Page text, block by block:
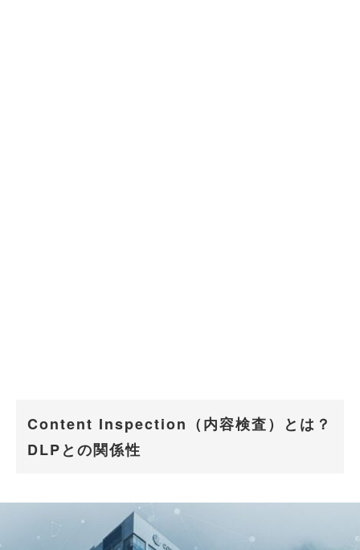
Content Inspection（内容検査）とは？
DLPとの関係性